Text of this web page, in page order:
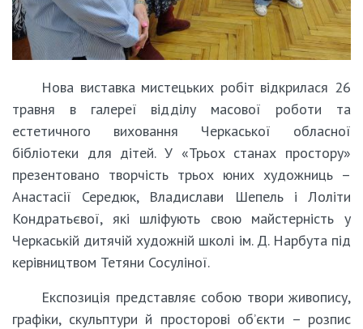
Нова виставка мистецьких робіт відкрилася 26
травня в галереї відділу масової роботи та
естетичного виховання Черкаської обласної
бібліотеки для дітей. У «Трьох станах простору»
презентовано творчість трьох юних художниць –
Анастасії Середюк, Владислави Шепель і Лоліти
Кондратьєвої, які шліфують свою майстерність у
Черкаській дитячій художній школі ім. Д. Нарбута під
керівництвом Тетяни Сосуліної.
Експозиція представляє собою твори живопису,
графіки, скульптури й просторові об’єкти – розпис